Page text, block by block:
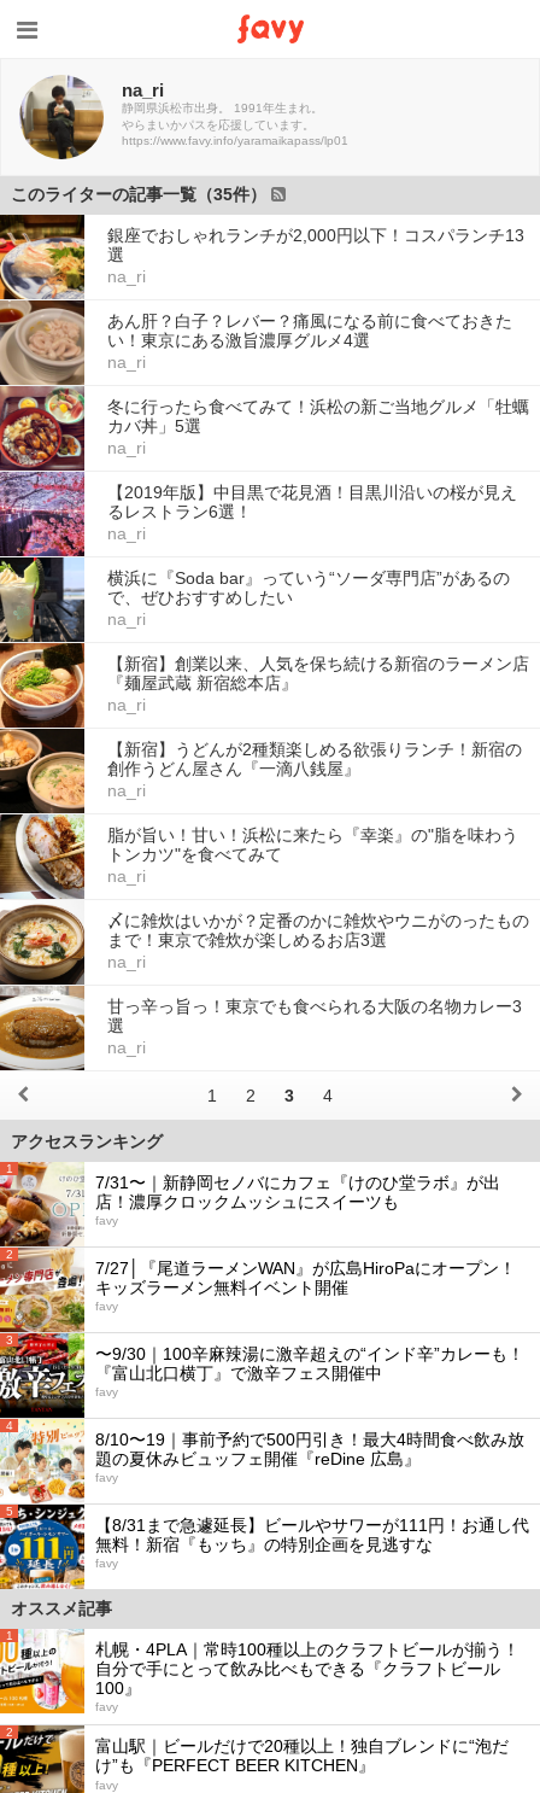
na_ri
静岡県浜松市出身。 1991年生まれ。
やらまいかパスを応援しています。
https://www.favy.info/yaramaikapass/lp01
このライターの記事一覧（35件）
銀座でおしゃれランチが2,000円以下！コスパランチ13
選
na_ri
あん肝？白子？レバー？痛風になる前に食べておきた
い！東京にある激旨濃厚グルメ4選
na_ri
冬に行ったら食べてみて！浜松の新ご当地グルメ「牡蠣
カバ丼」5選
na_ri
【2019年版】中目黒で花見酒！目黒川沿いの桜が見え
るレストラン6選！
na_ri
横浜に『Soda bar』っていう“ソーダ専門店”があるの
で、ぜひおすすめしたい
na_ri
【新宿】創業以来、人気を保ち続ける新宿のラーメン店
『麺屋武蔵 新宿総本店』
na_ri
【新宿】うどんが2種類楽しめる欲張りランチ！新宿の
創作うどん屋さん『一滴八銭屋』
na_ri
脂が旨い！甘い！浜松に来たら『幸楽』の"脂を味わう
トンカツ"を食べてみて
na_ri
〆に雑炊はいかが？定番のかに雑炊やウニがのったもの
まで！東京で雑炊が楽しめるお店3選
na_ri
甘っ辛っ旨っ！東京でも食べられる大阪の名物カレー3
選
na_ri
1 2 3 4
アクセスランキング
1
7/31〜｜新静岡セノバにカフェ『けのひ堂ラボ』が出
店！濃厚クロックムッシュにスイーツも
favy
2
7/27│『尾道ラーメンWAN』が広島HiroPaにオープン！
キッズラーメン無料イベント開催
favy
3
〜9/30｜100辛麻辣湯に激辛超えの“インド辛”カレーも！
『富山北口横丁』で激辛フェス開催中
favy
4
8/10〜19｜事前予約で500円引き！最大4時間食べ飲み放
題の夏休みビュッフェ開催『reDine 広島』
favy
5
【8/31まで急遽延長】ビールやサワーが111円！お通し代
無料！新宿『もッち』の特別企画を見逃すな
favy
オススメ記事
1
札幌・4PLA｜常時100種以上のクラフトビールが揃う！
自分で手にとって飲み比べもできる『クラフトビール
100』
favy
2
富山駅｜ビールだけで20種以上！独自ブレンドに“泡だ
け”も『PERFECT BEER KITCHEN』
favy